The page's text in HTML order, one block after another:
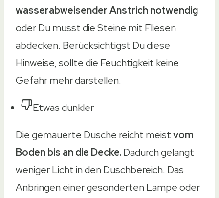
wasserabweisender Anstrich notwendig
oder Du musst die Steine mit Fliesen
abdecken. Berücksichtigst Du diese
Hinweise, sollte die Feuchtigkeit keine
Gefahr mehr darstellen.
Etwas dunkler
Die gemauerte Dusche reicht meistvom
Boden bis an die Decke.Dadurch gelangt
weniger Licht in den Duschbereich. Das
Anbringen einer gesonderten Lampe oder